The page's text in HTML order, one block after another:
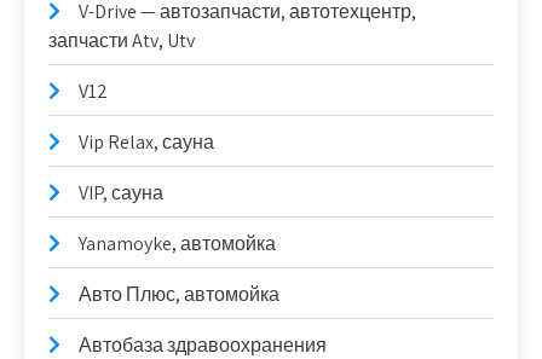
V-Drive — автозапчасти, автотехцентр,
запчасти Atv, Utv
V12
Vip Relax, сауна
VIP, сауна
Yanamoyke, автомойка
Авто Плюс, автомойка
Автобаза здравоохранения